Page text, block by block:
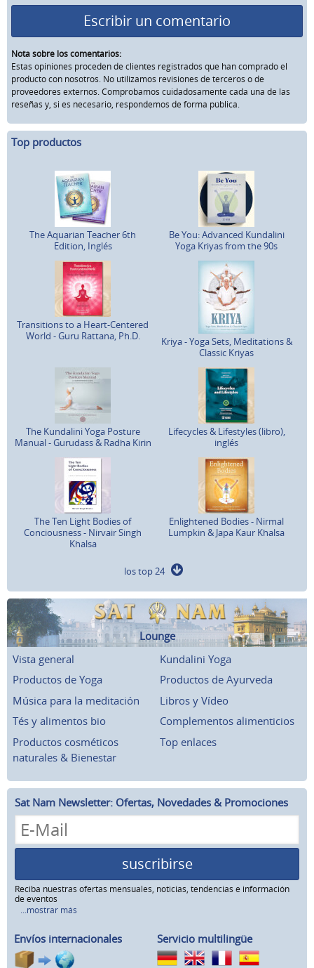
Escribir un comentario
Nota sobre los comentarios:
Estas opiniones proceden de clientes registrados que han comprado el
producto con nosotros. No utilizamos revisiones de terceros o de
proveedores externos. Comprobamos cuidadosamente cada una de las
reseñas y, si es necesario, respondemos de forma pública.
Top productos
The Aquarian Teacher 6th
Edition, Inglés
Be You: Advanced Kundalini
Yoga Kriyas from the 90s
Transitions to a Heart-Centered
World - Guru Rattana, Ph.D.
Kriya - Yoga Sets, Meditations &
Classic Kriyas
The Kundalini Yoga Posture
Manual - Gurudass & Radha Kirin
Lifecycles & Lifestyles (libro),
inglés
The Ten Light Bodies of
Conciousness - Nirvair Singh
Khalsa
Enlightened Bodies - Nirmal
Lumpkin & Japa Kaur Khalsa
los top 24
Lounge
Vista general
Kundalini Yoga
Productos de Yoga
Productos de Ayurveda
Música para la meditación
Libros y Vídeo
Tés y alimentos bio
Complementos alimenticios
Productos cosméticos
naturales & Bienestar
Top enlaces
Sat Nam Newsletter: Ofertas, Novedades & Promociones
suscribirse
Reciba nuestras ofertas mensuales, noticias, tendencias e información
de eventos
...mostrar más
Envíos internacionales Servicio multilingüe